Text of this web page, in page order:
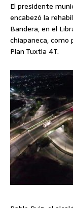
El presidente
encabezó la
Bandera, en el
chiapaneca,
Plan Tuxtla 4T.